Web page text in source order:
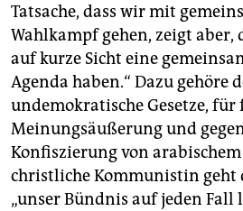
Tatsache, dass wir mit
Wahlkampf gehen, zeigt aber,
auf kurze Sicht eine
Agenda haben.“ Dazu gehöre
undemokratische Gesetze, für
Meinungsäußerung und
Konfiszierung von arabischem
christliche Kommunistin geht
„unser Bündnis auf jeden